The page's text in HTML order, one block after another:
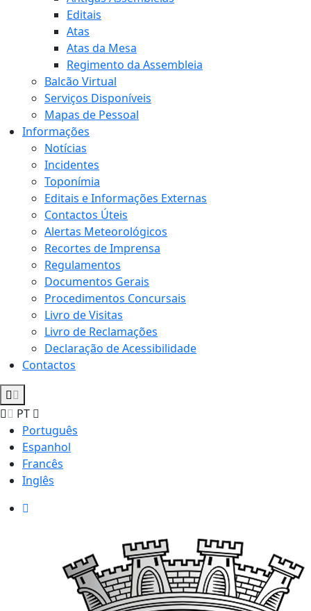
Editais
Atas
Atas da Mesa
Regimento da Assembleia
Balcão Virtual
Serviços Disponíveis
Mapas de Pessoal
Informações
Notícias
Incidentes
Toponímia
Editais e Informações Externas
Contactos Úteis
Alertas Meteorológicos
Recortes de Imprensa
Regulamentos
Documentos Gerais
Procedimentos Concursais
Livro de Visitas
Livro de Reclamações
Declaração de Acessibilidade
Contactos
PT
Português
Espanhol
Francês
Inglês